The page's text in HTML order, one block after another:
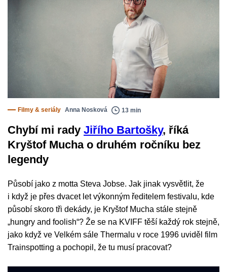
Filmy & seriály Anna Nosková 13 min
Chybí mi rady Jiřího Bartošky, říká
Kryštof Mucha o druhém ročníku bez
legendy
Působí jako z motta Steva Jobse. Jak jinak vysvětlit, že
i když je přes dvacet let výkonným ředitelem festivalu, kde
působí skoro tři dekády, je Kryštof Mucha stále stejně
„hungry and foolish“? Že se na KVIFF těší každý rok stejně,
jako když ve Velkém sále Thermalu v roce 1996 uviděl film
Trainspotting a pochopil, že tu musí pracovat?